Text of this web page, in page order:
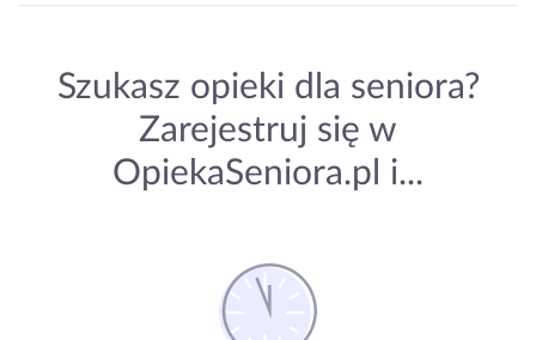
Szukasz opieki dla seniora?
Zarejestruj się w
OpiekaSeniora.pl i...